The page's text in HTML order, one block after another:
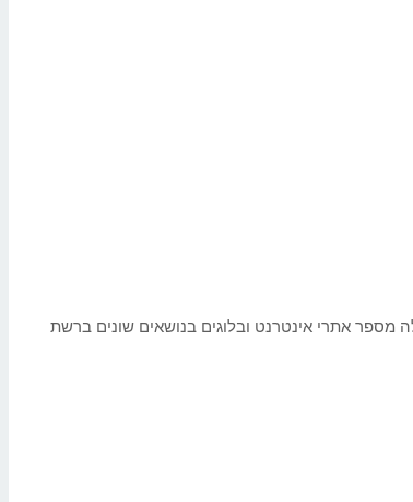
אתרי אינטרנט ובלוגים בנושאים שונים ברשת